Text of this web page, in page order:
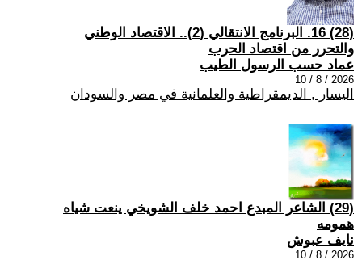
(28) 16. البرنامج الانتقالي (2).. الاقتصاد الوطني
والتحرر من اقتصاد الحرب
عماد حسب الرسول الطيب
2026 / 8 / 10
اليسار , الديمقراطية والعلمانية في مصر والسودان
(29) الشاعر المبدع احمد خلف الشويخي ينعت شياه
همومه
نايف عبوش
2026 / 8 / 10